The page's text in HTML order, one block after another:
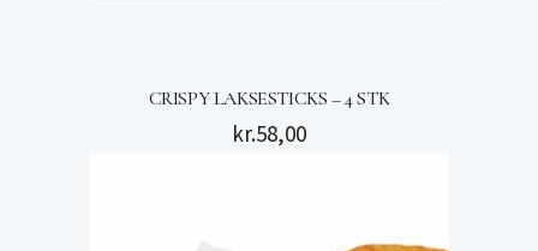
CRISPY LAKSESTICKS – 4 STK
kr.58,00